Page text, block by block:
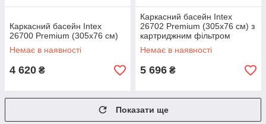
Каркасний басейн Intex
26700 Premium (305х76 см)
Немає в наявності
4 620 ₴
Каркасний басейн Intex
26702 Premium (305х76 см) з
картриджним фільтром
Немає в наявності
5 696 ₴
Показати ще